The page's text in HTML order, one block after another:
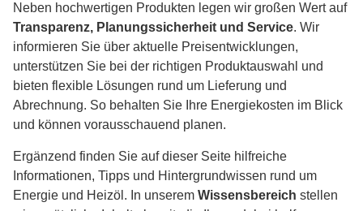
Neben hochwertigen Produkten legen wir großen Wert auf
Transparenz, Planungssicherheit und Service. Wir
informieren Sie über aktuelle Preisentwicklungen,
unterstützen Sie bei der richtigen Produktauswahl und
bieten flexible Lösungen rund um Lieferung und
Abrechnung. So behalten Sie Ihre Energiekosten im Blick
und können vorausschauend planen.
Ergänzend finden Sie auf dieser Seite hilfreiche
Informationen, Tipps und Hintergrundwissen rund um
Energie und Heizöl. In unserem Wissensbereich stellen